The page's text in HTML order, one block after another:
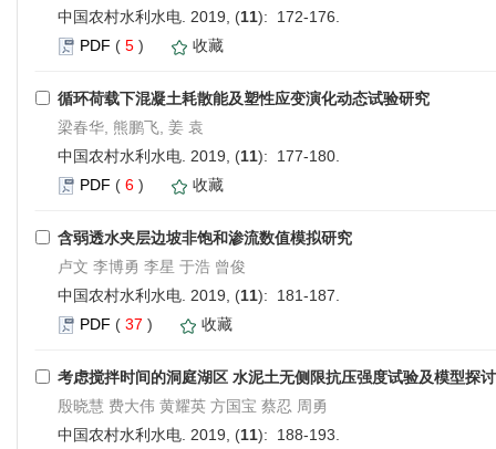
中国农村水利水电. 2019, (11): 172-176.
PDF ( 5 ) 收藏
循环荷载下混凝土耗散能及塑性应变演化动态试验研究
梁春华, 熊鹏飞, 姜 袁
中国农村水利水电. 2019, (11): 177-180.
PDF ( 6 ) 收藏
含弱透水夹层边坡非饱和渗流数值模拟研究
卢文 李博勇 李星 于浩 曾俊
中国农村水利水电. 2019, (11): 181-187.
PDF ( 37 ) 收藏
考虑搅拌时间的洞庭湖区 水泥土无侧限抗压强度试验及模型探讨
殷晓慧 费大伟 黄耀英 方国宝 蔡忍 周勇
中国农村水利水电. 2019, (11): 188-193.